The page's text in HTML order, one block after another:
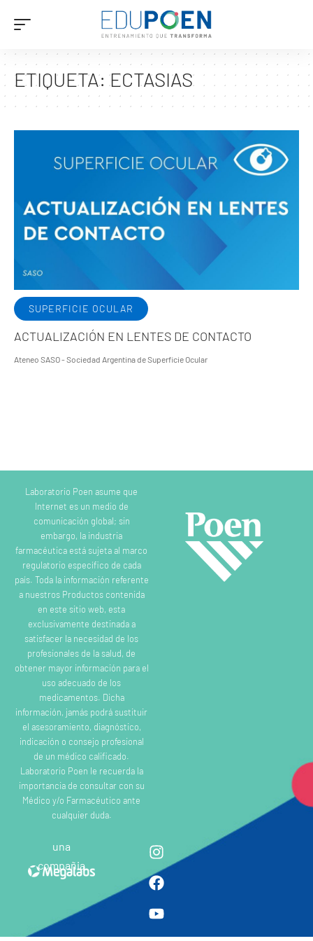
ETIQUETA:ECTASIAS
SUPERFICIE OCULAR
ACTUALIZACIÓN EN LENTES DE CONTACTO
Ateneo SASO - Sociedad Argentina de Superficie Ocular
Laboratorio Poen asume que
Internet es un medio de
comunicación global; sin
embargo, la industria
farmacéutica está sujeta al marco
regulatorio específico de cada
país. Toda la información referente
a nuestros Productos contenida
en este sitio web, esta
exclusivamente destinada a
satisfacer la necesidad de los
profesionales de la salud, de
obtener mayor información para el
uso adecuado de los
medicamentos. Dicha
información, jamás podrá sustituir
el asesoramiento, diagnóstico,
indicación o consejo profesional
de un médico calificado.
Laboratorio Poen le recuerda la
importancia de consultar con su
Médico y/o Farmacéutico ante
cualquier duda.
una
compañia